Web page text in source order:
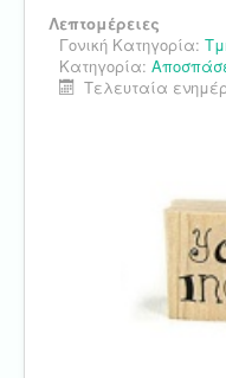
Λεπτομέρειες
Γονική Κατηγορία:
Κατηγορία:
Τελευταία